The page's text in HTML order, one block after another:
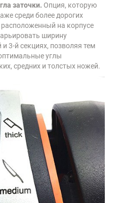
заточки. Опция, которую
среди более дорогих
расположенный на корпусе
ширину
3-й секциях, позволяя тем
углы
средних и толстых ножей.